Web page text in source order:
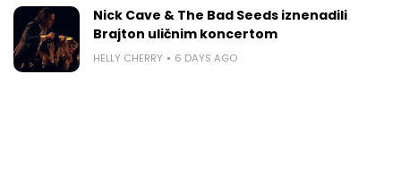
Nick Cave & The Bad Seeds iznenadili
Brajton uličnim koncertom
HELLY CHERRY 6 DAYS AGO